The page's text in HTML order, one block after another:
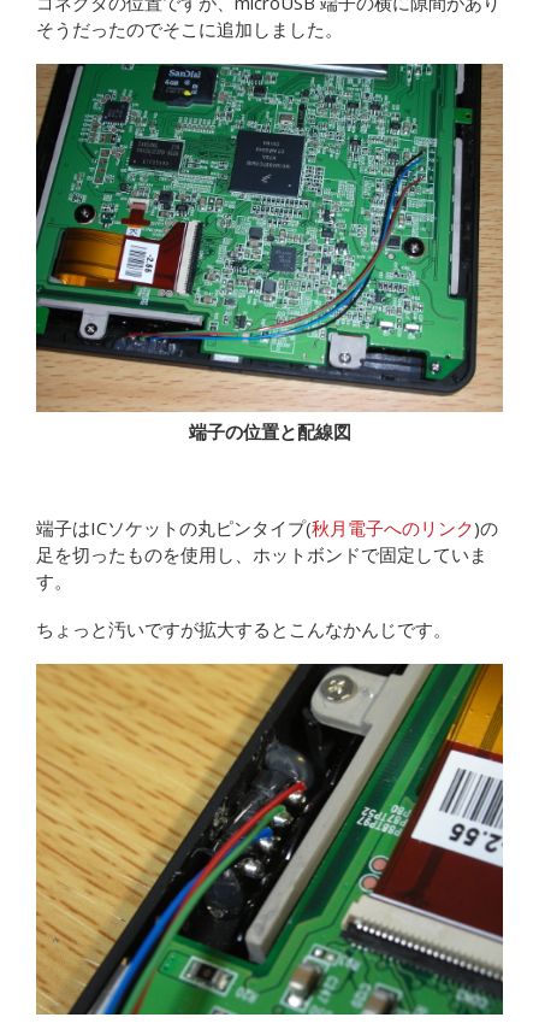
そうだったのでそこに追加しました。
端子の位置と配線図
端子はICソケットの丸ピンタイプ(秋月電子へのリンク)の
足を切ったものを使用し、ホットボンドで固定していま
す。
ちょっと汚いですが拡大するとこんなかんじです。